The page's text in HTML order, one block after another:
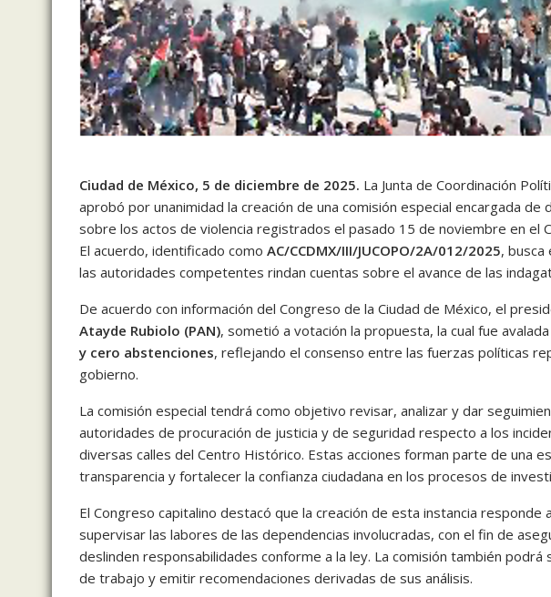
Ciudad de México, 5 de diciembre de 2025. La Junta de Coordinación
aprobó por unanimidad la creación de una comisión especial encargada
sobre los actos de violencia registrados el pasado 15 de noviembre en el
El acuerdo, identificado como AC/CCDMX/III/JUCOPO/2A/012/2025, busca
las autoridades competentes rindan cuentas sobre el avance de las
De acuerdo con información del Congreso de la Ciudad de México, el
Atayde Rubiolo (PAN), sometió a votación la propuesta, la cual fue avalada
y cero abstenciones, reflejando el consenso entre las fuerzas políticas
gobierno.
La comisión especial tendrá como objetivo revisar, analizar y dar
autoridades de procuración de justicia y de seguridad respecto a los
diversas calles del Centro Histórico. Estas acciones forman parte de una
transparencia y fortalecer la confianza ciudadana en los procesos de
El Congreso capitalino destacó que la creación de esta instancia responde
supervisar las labores de las dependencias involucradas, con el fin de
deslinden responsabilidades conforme a la ley. La comisión también
de trabajo y emitir recomendaciones derivadas de sus análisis.